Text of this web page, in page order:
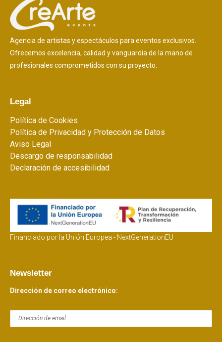
Agencia de artistas y espectáculos para eventos exclusivos.
Ofrecemos excelencia, calidad y vanguardia de la mano de
profesionales comprometidos con su proyecto.
Legal
Política de Cookies
Política de Privacidad y Protección de Datos
Aviso Legal
Descargo de responsabilidad
Declaración de accesibilidad
Financiado por la Unión Europea - NextGenerationEU
Newsletter
Dirección de correo electrónico: